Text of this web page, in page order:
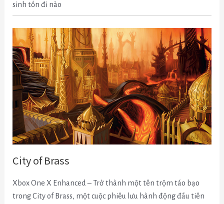
sinh tồn đi nào
City of Brass
Xbox One X Enhanced – Trở thành một tên trộm táo bạo
trong City of Brass, một cuộc phiêu lưu hành động đầu tiên